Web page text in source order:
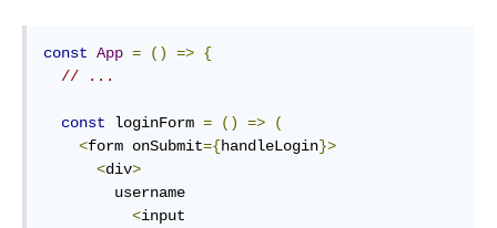
const App = () => {
// ...
const loginForm = () =>
(
<form onSubmit={handleLogin}>
<div>
<input